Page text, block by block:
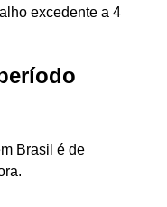
excedente a 4
Brasil é de